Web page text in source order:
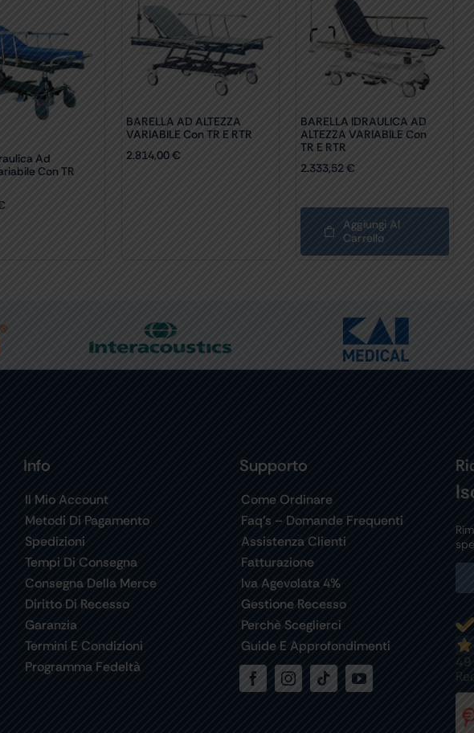
Ad
Con TR
BARELLA AD ALTEZZA
VARIABILE Con TR E RTR
2.814,00€
BARELLA IDRAULICA AD
ALTEZZA VARIABILE Con
TR E RTR
2.333,52€
Aggiungi Al
Carrello
Info
Il Mio Account
Metodi Di Pagamento
Spedizioni
Tempi Di Consegna
Consegna Della Merce
Diritto Di Recesso
Garanzia
Termini E Condizioni
Programma Fedeltà
Supporto
Come Ordinare
Faq’s – Domande Frequenti
Assistenza Clienti
Fatturazione
Iva Agevolata 4%
Gestione Recesso
Perchè Sceglierci
Guide E Approfondimenti
49